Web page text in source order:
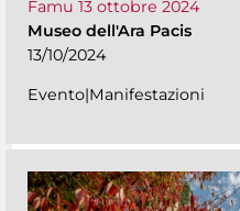
Famu 13 ottobre 2024
Museo dell'Ara Pacis
13/10/2024
Evento|Manifestazioni